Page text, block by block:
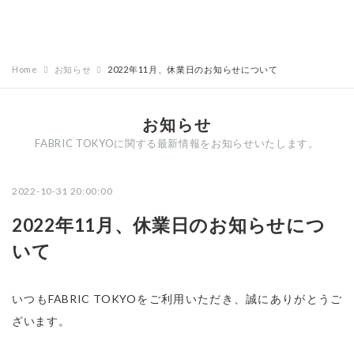
Home お知らせ 2022年11月、休業日のお知らせについて
お知らせ
FABRIC TOKYOに関する最新情報をお知らせいたします。
2022-10-31 20:00:00
2022年11月、休業日のお知らせにつ
いて
いつもFABRIC TOKYOをご利用いただき、誠にありがとうご
ざいます。